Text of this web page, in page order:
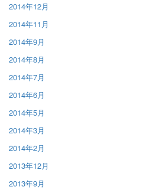
2014年12月
2014年11月
2014年9月
2014年8月
2014年7月
2014年6月
2014年5月
2014年3月
2014年2月
2013年12月
2013年9月